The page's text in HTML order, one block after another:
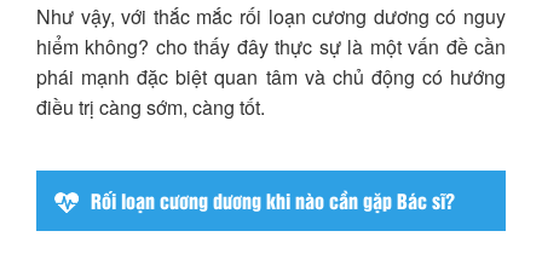
Như vậy, với thắc mắc rối loạn cương dương có nguy
hiểm không? cho thấy đây thực sự là một vấn đề cần
phái mạnh đặc biệt quan tâm và chủ động có hướng
điều trị càng sớm, càng tốt.
Rối loạn cương dương khi nào cần gặp Bác sĩ?